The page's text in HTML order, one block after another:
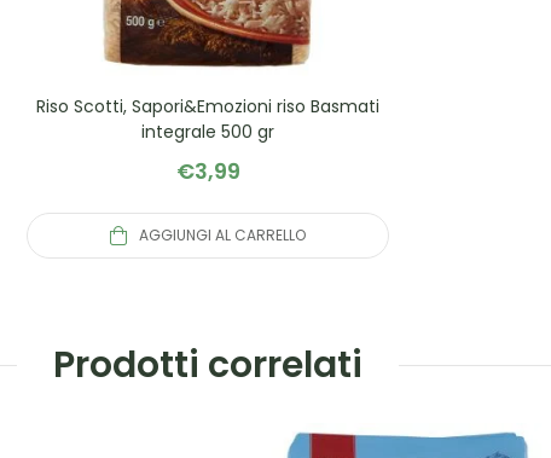
Riso Scotti, Sapori&Emozioni riso Basmati
integrale 500 gr
€3,99
AGGIUNGI AL CARRELLO
Prodotti correlati